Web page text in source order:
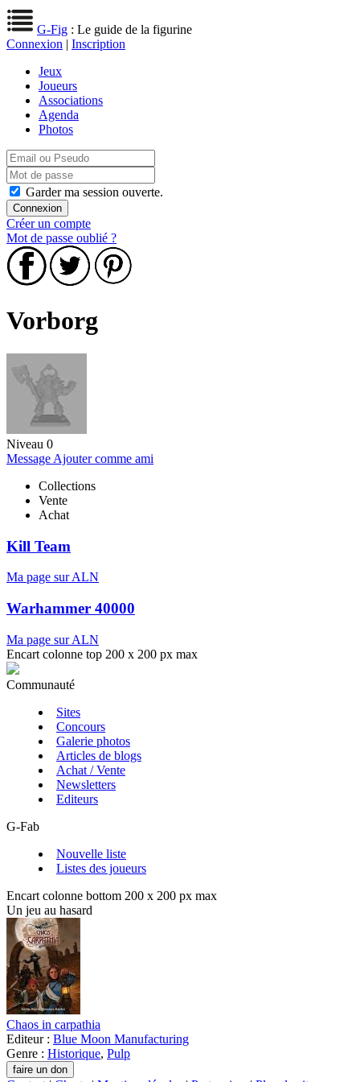
G-Fig : Le guide de la figurine
Connexion | Inscription
Jeux
Joueurs
Associations
Agenda
Photos
Garder ma session ouverte.
Créer un compte
Mot de passe oublié ?
Vorborg
Niveau 0
Message Ajouter comme ami
Collections
Vente
Achat
Kill Team
Ma page sur ALN
Warhammer 40000
Ma page sur ALN
Encart colonne top 200 x 200 px max
Communauté
Sites
Concours
Galerie photos
Articles de blogs
Achat / Vente
Newsletters
Editeurs
G-Fab
Nouvelle liste
Listes des joueurs
Encart colonne bottom 200 x 200 px max
Un jeu au hasard
Chaos in carpathia
Editeur : Blue Moon Manufacturing
Genre : Historique, Pulp